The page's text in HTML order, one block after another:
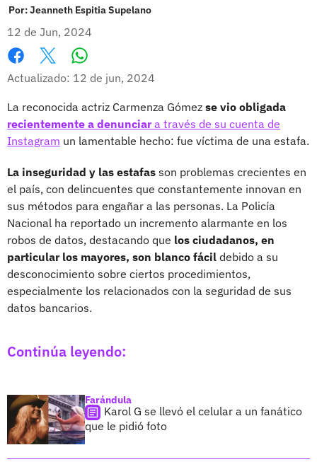
Por:Jeanneth Espitia Supelano
12 de Jun, 2024
Facebook
X
Actualizado: 12 de jun, 2024
La reconocida actriz Carmenza Gómez se vio obligada
recientemente a denunciar a través de su cuenta de
Instagram un lamentable hecho: fue víctima de una estafa.
La inseguridad y las estafas son problemas crecientes en
el país, con delincuentes que constantemente innovan en
sus métodos para engañar a las personas. La Policía
Nacional ha reportado un incremento alarmante en los
robos de datos, destacando que los ciudadanos, en
particular los mayores, son blanco fácil debido a su
desconocimiento sobre ciertos procedimientos,
especialmente los relacionados con la seguridad de sus
datos bancarios.
Continúa leyendo:
Farándula
Karol G se llevó el celular a un fanático
que le pidió foto